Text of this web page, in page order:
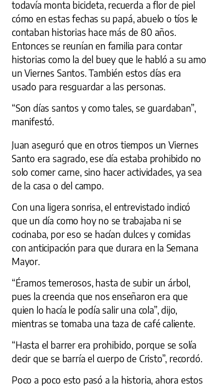
todavía monta bicicleta, recuerda a flor de piel
cómo en estas fechas su papá, abuelo o tíos le
contaban historias hace más de 80 años.
Entonces se reunían en familia para contar
historias como la del buey que le habló a su amo
un Viernes Santos. También estos días era
usado para resguardar a las personas.
“Son días santos y como tales, se guardaban”,
manifestó.
Juan aseguró que en otros tiempos un Viernes
Santo era sagrado, ese día estaba prohibido no
solo comer carne, sino hacer actividades, ya sea
de la casa o del campo.
Con una ligera sonrisa, el entrevistado indicó
que un día como hoy no se trabajaba ni se
cocinaba, por eso se hacían dulces y comidas
con anticipación para que durara en la Semana
Mayor.
“Éramos temerosos, hasta de subir un árbol,
pues la creencia que nos enseñaron era que
quien lo hacía le podía salir una cola”, dijo,
mientras se tomaba una taza de café caliente.
“Hasta el barrer era prohibido, porque se solía
decir que se barría el cuerpo de Cristo”, recordó.
Poco a poco esto pasó a la historia, ahora estos